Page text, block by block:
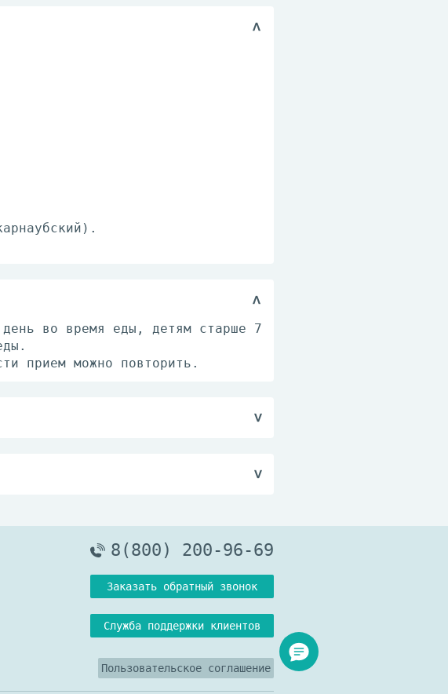
во время еды, детям старше 7
прием можно повторить.
8(800) 200-96-69
Заказать обратный звонок
Служба поддержки клиентов
Пользовательское соглашение